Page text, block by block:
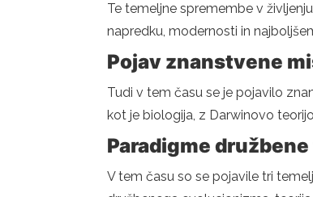
Te temeljne spremembe v
napredku, modernosti in
Pojav znanstvene
Tudi v tem času se je pojavilo
kot je biologija, z Darwinovo
Paradigme
V tem času so se pojavile tri